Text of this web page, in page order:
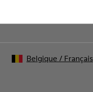
Belgique / Français